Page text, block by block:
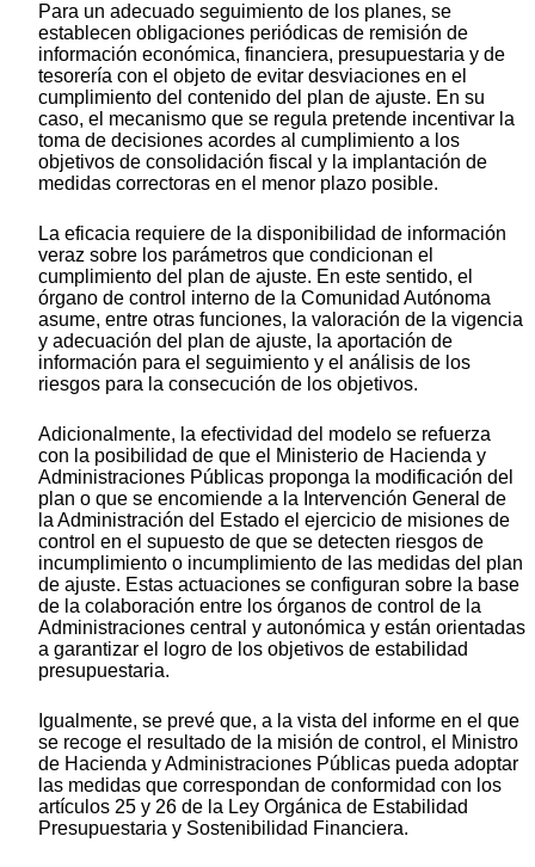
Para un adecuado seguimiento de los planes, se
establecen obligaciones periódicas de remisión de
información económica, financiera, presupuestaria y de
tesorería con el objeto de evitar desviaciones en el
cumplimiento del contenido del plan de ajuste. En su
caso, el mecanismo que se regula pretende incentivar la
toma de decisiones acordes al cumplimiento a los
objetivos de consolidación fiscal y la implantación de
medidas correctoras en el menor plazo posible.
La eficacia requiere de la disponibilidad de información
veraz sobre los parámetros que condicionan el
cumplimiento del plan de ajuste. En este sentido, el
órgano de control interno de la Comunidad Autónoma
asume, entre otras funciones, la valoración de la vigencia
y adecuación del plan de ajuste, la aportación de
información para el seguimiento y el análisis de los
riesgos para la consecución de los objetivos.
Adicionalmente, la efectividad del modelo se refuerza
con la posibilidad de que el Ministerio de Hacienda y
Administraciones Públicas proponga la modificación del
plan o que se encomiende a la Intervención General de
la Administración del Estado el ejercicio de misiones de
control en el supuesto de que se detecten riesgos de
incumplimiento o incumplimiento de las medidas del plan
de ajuste. Estas actuaciones se configuran sobre la base
de la colaboración entre los órganos de control de la
Administraciones central y autonómica y están orientadas
a garantizar el logro de los objetivos de estabilidad
presupuestaria.
Igualmente, se prevé que, a la vista del informe en el que
se recoge el resultado de la misión de control, el Ministro
de Hacienda y Administraciones Públicas pueda adoptar
las medidas que correspondan de conformidad con los
artículos 25 y 26 de la Ley Orgánica de Estabilidad
Presupuestaria y Sostenibilidad Financiera.